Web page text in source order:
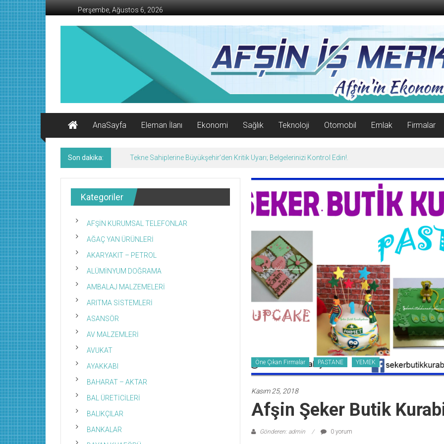
İçeriğe
geç
Perşembe, Ağustos 6, 2026
AFŞİN
Ekonomi
Kanalı
AnaSayfa
Eleman İlanı Ekonomi Sağlık Teknoloji Otomobil Emlak Firmalar
Son dakika: Tekne Sahiplerine Büyükşehir’den Kritik Uyarı; Belgelerinizi Kontrol Edin!.
Öne Çıkan Firmalar PASTANE YEMEK
Kasım 25, 2018
Afşin Şeker Butik
Gönderen: admin 0 yorum
Kategoriler
AFŞİN KURUMSAL TELEFONLAR
AĞAÇ YAN ÜRÜNLERİ
AKARYAKIT – PETROL
ALÜMİNYUM DOĞRAMA
AMBALAJ MALZEMELERİ
ARITMA SİSTEMLERİ
ASANSÖR
AV MALZEMLERİ
AVUKAT
AYAKKABI
BAHARAT – AKTAR
BAL ÜRETİCİLERİ
BALIKÇILAR
BANKALAR